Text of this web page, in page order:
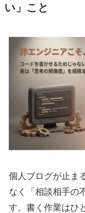
い」こと
個人ブログが止ま
なく「相談相手の
す。書く作業はひ